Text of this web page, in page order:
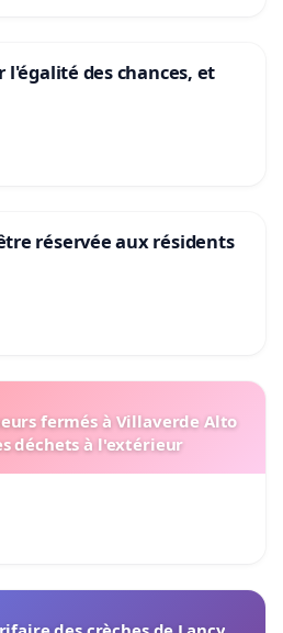
l'égalité des chances, et
réservée aux résidents
fermés à Villaverde Alto
déchets à l'extérieur